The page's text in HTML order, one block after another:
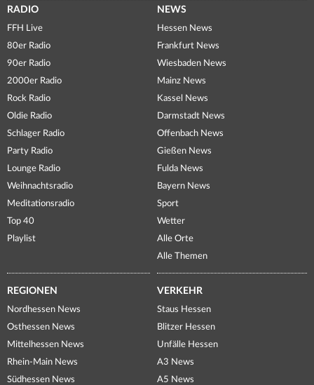
RADIO
FFH Live
80er Radio
90er Radio
2000er Radio
Rock Radio
Oldie Radio
Schlager Radio
Party Radio
Lounge Radio
Weihnachtsradio
Meditationsradio
Top 40
Playlist
NEWS
Hessen News
Frankfurt News
Wiesbaden News
Mainz News
Kassel News
Darmstadt News
Offenbach News
Gießen News
Fulda News
Bayern News
Sport
Wetter
Alle Orte
Alle Themen
REGIONEN
Nordhessen News
Osthessen News
Mittelhessen News
Rhein-Main News
Südhessen News
VERKEHR
Staus Hessen
Blitzer Hessen
Unfälle Hessen
A3 News
A5 News